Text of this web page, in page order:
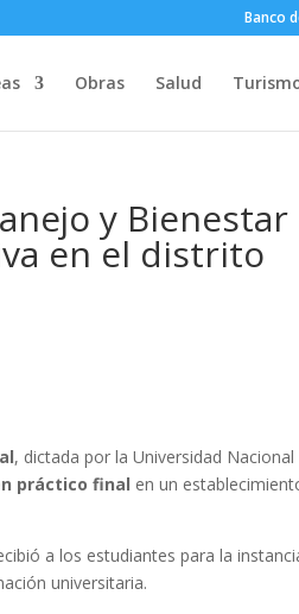
Banco
Obras Salud
y Bienestar
en el distrito
, dictada por la Universidad Nacional
práctico final en un
a los estudiantes para la
universitaria.